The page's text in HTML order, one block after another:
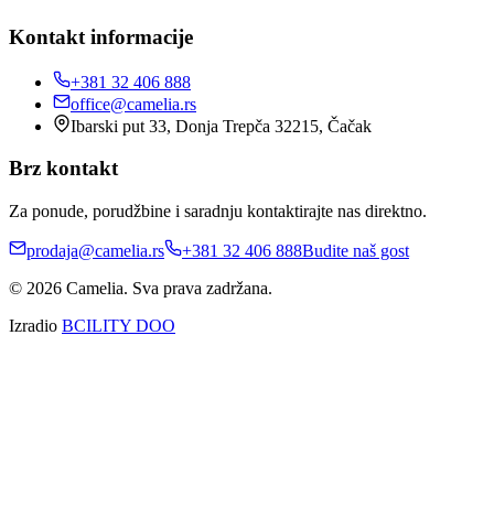
Kontakt informacije
+381 32 406 888
office@camelia.rs
Ibarski put 33, Donja Trepča 32215, Čačak
Brz kontakt
Za ponude, porudžbine i saradnju kontaktirajte nas direktno.
prodaja@camelia.rs +381 32 406 888Budite naš gost
© 2026 Camelia. Sva prava zadržana.
Izradio BCILITY DOO